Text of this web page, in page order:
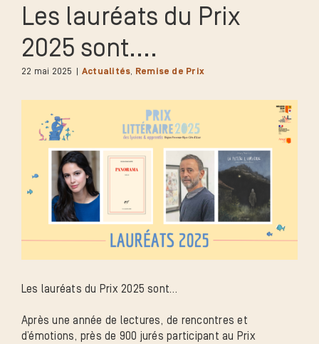
Les lauréats du Prix
2025 sont.…
22 mai 2025 Actualités, Remise de Prix
l'image
agrandie
Les lauréats du Prix 2025 sont…
Après une année de lectures, de rencontres et
d’émotions, près de 900 jurés participant au Prix